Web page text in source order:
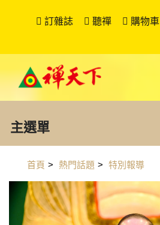
訂雜誌 聽禪 購物車
主選單
首頁 > 熱門話題 > 特別報導